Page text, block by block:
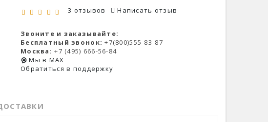
3 отзывов
Написать отзыв
Звоните и заказывайте:
Бесплатный звонок: +7(800)555-83-87
Москва: +7 (495) 666-56-84
Мы в MAX
Обратиться в поддержку